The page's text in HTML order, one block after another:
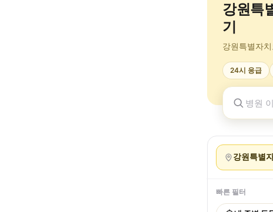
강원특
기
강원특별자
24시 응급
강원특별
빠른 필터